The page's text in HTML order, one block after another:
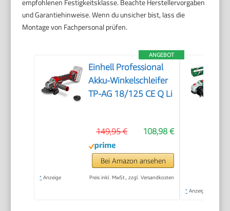
empfohlenen Festigkeitsklasse. Beachte Herstellervorgaben
und Garantiehinweise. Wenn du unsicher bist, lass die
Montage von Fachpersonal prüfen.
ANGEBOT
Einhell Professional
Akku-Winkelschleifer
TP-AG 18/125 CE Q Li
108,98 €
149,95 €
Bei Amazon ansehen
* Anzeige Preis inkl. MwSt., zzgl. Versandkosten
* Anzeige